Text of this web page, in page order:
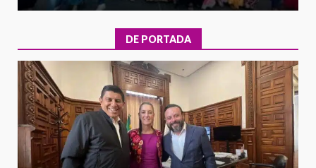
6
Detienen a Ernesto Ruffo en Baja
California; FGR lo investiga por
presuntos delitos de
contrabando
16 julio 2026
7
Sin paso carretera Oaxaca-
Cuacnopalan
26 junio 2026
DE PORTADA